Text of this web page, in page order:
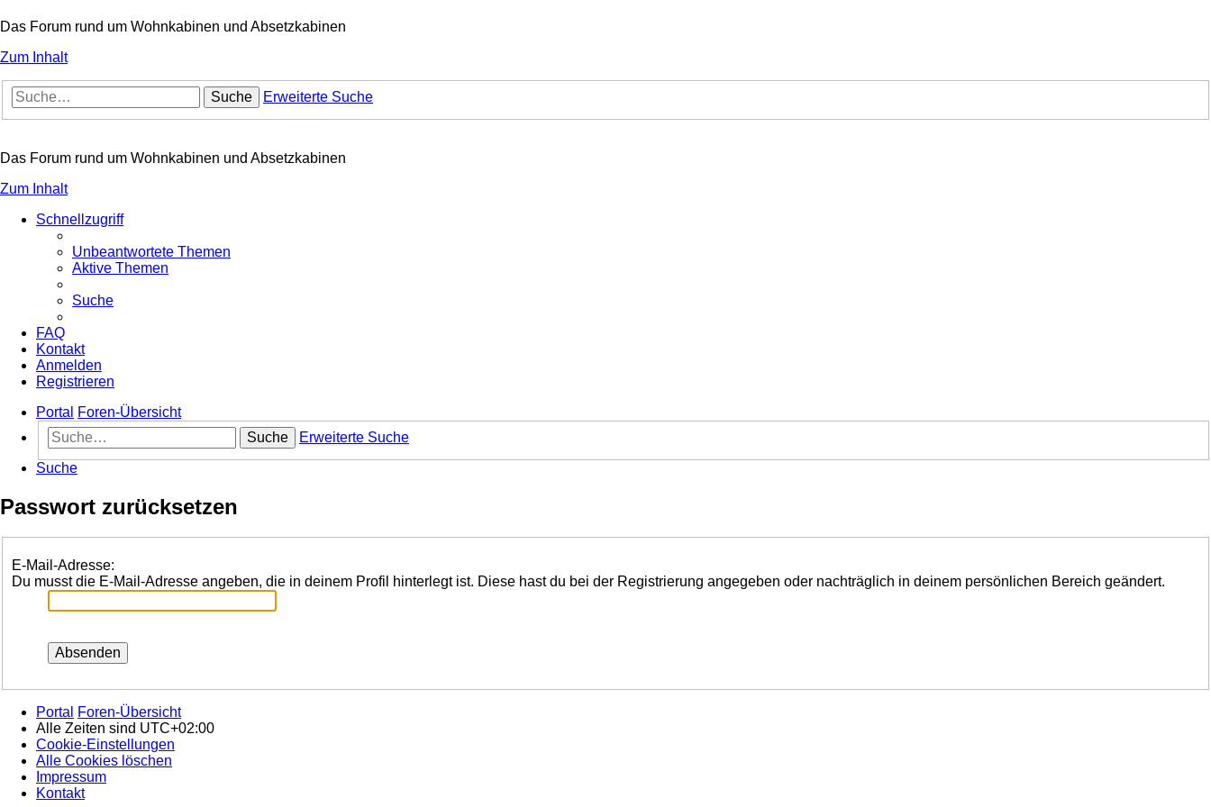
Das Forum rund um Wohnkabinen und Absetzkabinen
Zum Inhalt
Suche Erweiterte Suche
Das Forum rund um Wohnkabinen und Absetzkabinen
Zum Inhalt
Schnellzugriff
Unbeantwortete Themen
Aktive Themen
Suche
FAQ
Kontakt
Anmelden
Registrieren
Portal
Foren-Übersicht
Suche
Erweiterte Suche
Suche
Passwort zurücksetzen
E-Mail-Adresse:
Du musst die E-Mail-Adresse angeben, die in deinem Profil hinterlegt ist. Diese hast du bei der Registrierung angegeben oder nachträglich in deinem persönlichen Bereich geändert.
Portal
Foren-Übersicht
Alle Zeiten sind UTC+02:00
Cookie-Einstellungen
Alle Cookies löschen
Impressum
Kontakt